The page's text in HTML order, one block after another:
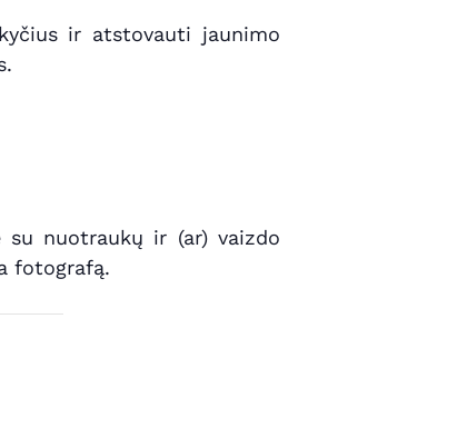
ir atstovauti jaunimo
su nuotraukų ir (ar) vaizdo
fotografą.